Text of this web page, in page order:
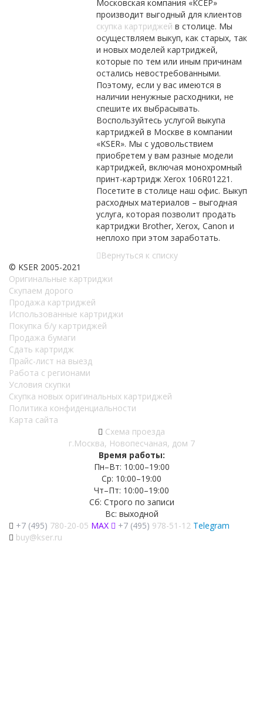
Московская компания «КСЕР»
производит выгодный для клиентов
скупка картриджей в столице. Мы
осуществляем выкуп, как старых, так
и новых моделей картриджей,
которые по тем или иным причинам
остались невостребованными.
Поэтому, если у вас имеются в
наличии ненужные расходники, не
спешите их выбрасывать.
Воспользуйтесь услугой выкупа
картриджей в Москве в компании
«KSER». Мы с удовольствием
приобретем у вам разные модели
картриджей, включая монохромный
принт-картридж Xerox 106R01221.
Посетите в столице наш офис. Выкуп
расходных материалов – выгодная
услуга, которая позволит продать
картриджи Brother, Xerox, Canon и
неплохо при этом заработать.
Вернуться к списку
© KSER 2005-2021
Оригинальные картриджи
Скупаем дорого
Продажа картриджей
Использованные картриджи
Покупка б/у картриджей
Продажа бумаги
Сдать картридж
Прайс-лист на выезд
Работа с регионами
Условия скупки
Скупка новых оригинальных картриджей
Политика конфиденциальности
Карта сайта
Схема проезда
г.Москва, Новопесчаная, дом 7
Время работы:
Пн–Вт: 10:00–19:00
Ср: 10:00–19:00
Чт–Пт: 10:00–19:00
Сб: Строго по записи
Вс: выходной
+7 (495) 780-20-05 MAX +7 (495) 978-51-12 Telegram
buy@kser.ru